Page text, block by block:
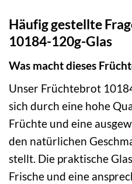
Häufig gestellte
10184-120g-Glas
Was macht dieses
Unser Früchtebrot
sich durch eine hohe
Früchte und eine
den natürlichen
stellt. Die praktische
Frische und eine